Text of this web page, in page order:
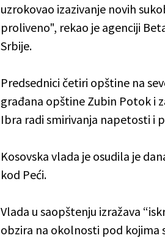
uzrokovao izazivanje novih
proliveno", rekao je agenciji
Srbije.
Predsednici četiri opštine na
građana opštine Zubin Potok i
Ibra radi smirivanja napetosti i
Kosovska vlada je osudila je
kod Peći.
Vlada u saopštenju izražava
obzira na okolnosti pod kojima